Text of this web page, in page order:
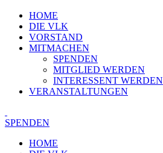
window
window
window
windowHOME
DIE VLK
VORSTAND
MITMACHEN
SPENDEN
MITGLIED WERDEN
INTERESSENT WERDEN
VERANSTALTUNGEN
SPENDEN
HOME